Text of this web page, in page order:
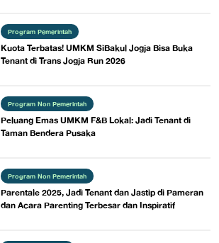
Program Pemerintah
Kuota Terbatas! UMKM SiBakul Jogja Bisa Buka
Tenant di Trans Jogja Run 2026
Program Non Pemerintah
Peluang Emas UMKM F&B Lokal: Jadi Tenant di
Taman Bendera Pusaka
Program Non Pemerintah
Parentale 2025, Jadi Tenant dan Jastip di Pameran
dan Acara Parenting Terbesar dan Inspiratif